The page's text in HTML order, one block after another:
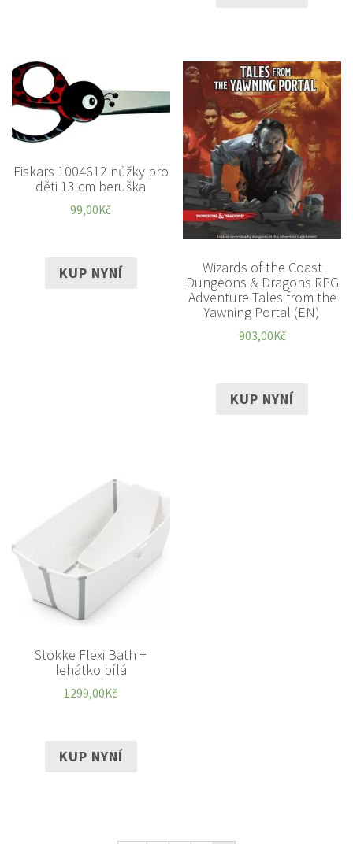
Fiskars 1004612 nůžky pro
děti 13 cm beruška
99,00Kč
KUP NYNÍ
Wizards of the Coast
Dungeons & Dragons RPG
Adventure Tales from the
Yawning Portal (EN)
903,00Kč
KUP NYNÍ
Stokke Flexi Bath +
lehátko bílá
1299,00Kč
KUP NYNÍ